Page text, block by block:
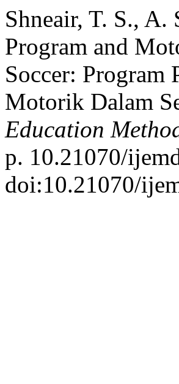
Shneair, T. S.,
Program and
Soccer: Program
Motorik Dalam
Education
p. 10.21070/
doi:10.21070/